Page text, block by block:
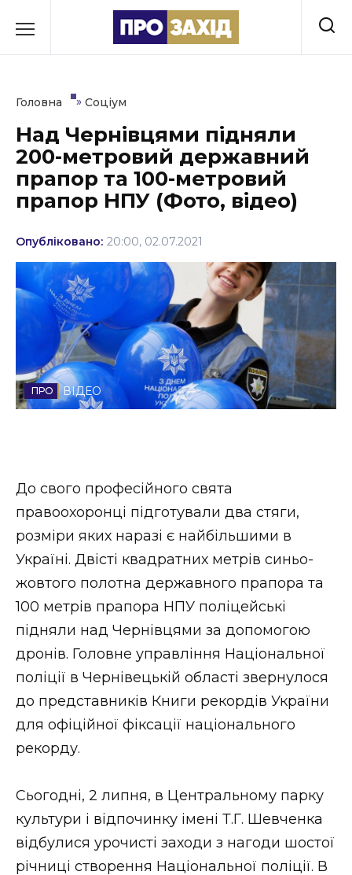
до
Культура
Освіта
Політика
Соціум
Спорт
Стиль життя
Втрачений Ужгород
ЗАКАРПАТСЬКІ НОВИНИ
НОВИНИ ЗАХІДНОЇ УКРАЇНИ
ФОТО
ВІДЕО
Головна » Соціум
Над Чернівцями підняли
200-метровий державний
прапор та 100-метровий
прапор НПУ (Фото, відео)
Опубліковано: 20:00, 02.07.2021
ВІДЕО
До свого професійного свята
правоохоронці підготували два стяги,
розміри яких наразі є найбільшими в
Україні. Двісті квадратних метрів синьо-
жовтого полотна державного прапора та
100 метрів прапора НПУ поліцейські
підняли над Чернівцями за допомогою
дронів. Головне управління Національної
поліції в Чернівецькій області звернулося
до представників Книги рекордів України
для офіційної фіксації національного
рекорду.
Сьогодні, 2 липня, в Центральному парку
культури і відпочинку імені Т.Г. Шевченка
відбулися урочисті заходи з нагоди шостої
річниці створення Національної поліції. В